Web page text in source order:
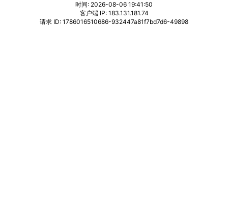
时间: 2026-08-06 19:41:50
客户端 IP: 183.131.181.74
请求 ID: 1786016510686-932447a81f7bd7d6-49898